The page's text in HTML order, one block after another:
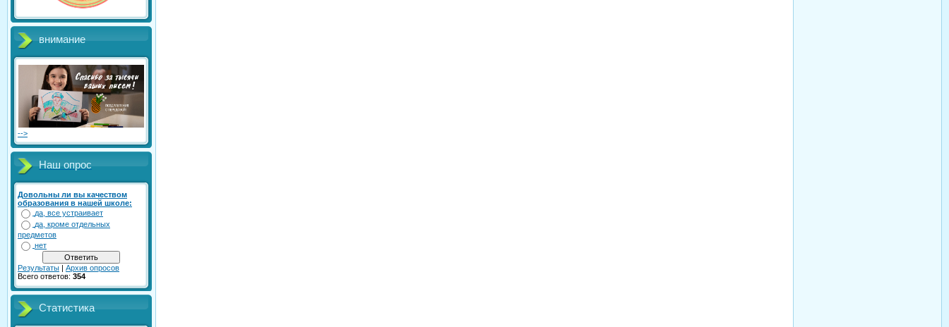
внимание
-->
Наш опрос
Довольны ли вы качеством
образования в нашей школе:
да, все устраивает
да, кроме отдельных
предметов
нет
Результаты | Архив опросов
Всего ответов: 354
Статистика